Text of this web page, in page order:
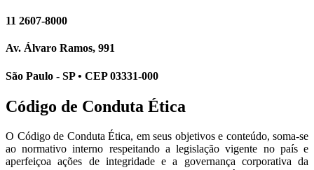
11 2607-8000
Av. Álvaro Ramos, 991
São Paulo - SP • CEP 03331-000
Código de Conduta Ética
O Código de Conduta Ética, em seus objetivos e conteúdo, soma-se
ao normativo interno respeitando a legislação vigente no país e
aperfeiçoa ações de integridade e a governança corporativa da